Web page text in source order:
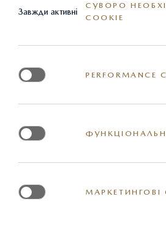
необхідний кронштейн замка
Артикул: MZALHLPSKIT
*Вказана орієнтовна ціна актуальна на момент
конкретної одиниці товару прохання
Завжди активні
СУВОРО
COOKIE
PERFORMANCE
МАРКЕТИНГОВІ